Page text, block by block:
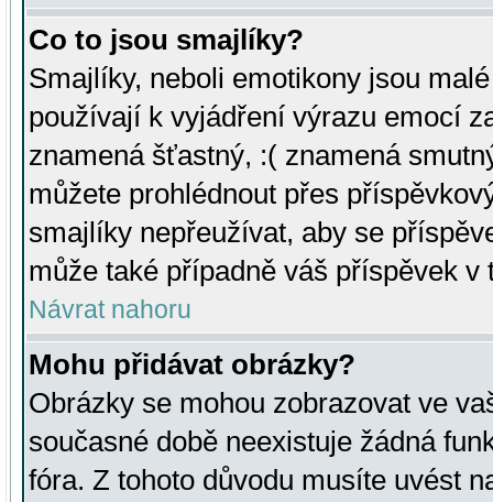
Co to jsou smajlíky?
Smajlíky, neboli emotikony jsou
používají k vyjádření výrazu emocí
znamená šťastný, :( znamená
můžete prohlédnout přes
smajlíky nepřeužívat, aby se
může také případně váš příspěvek v
Návrat nahoru
Mohu přidávat obrázky?
Obrázky se mohou zobrazovat ve
současné době neexistuje žádná
fóra. Z tohoto důvodu musíte uvést